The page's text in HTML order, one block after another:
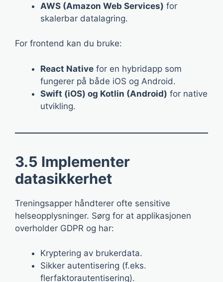
AWS (Amazon Web Services) for
skalerbar datalagring.
For frontend kan du bruke:
React Native for en hybridapp som
fungerer på både iOS og Android.
Swift (iOS) og Kotlin (Android) for native
utvikling.
3.5 Implementer
datasikkerhet
Treningsapper håndterer ofte sensitive
helseopplysninger. Sørg for at applikasjonen
overholder GDPR og har:
Kryptering av brukerdata.
Sikker autentisering (f.eks.
flerfaktorautentisering).